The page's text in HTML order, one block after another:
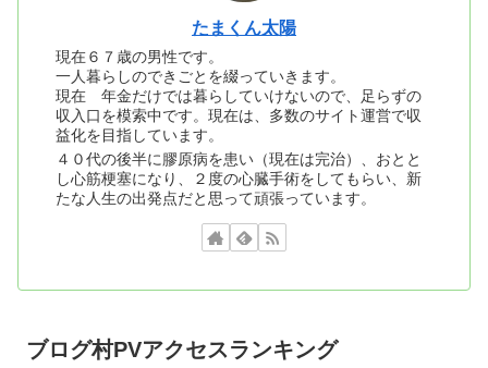
たまくん太陽
現在６７歳の男性です。
一人暮らしのできごとを綴っていきます。
現在 年金だけでは暮らしていけないので、足らずの
収入口を模索中です。現在は、多数のサイト運営で収
益化を目指しています。
４０代の後半に膠原病を患い（現在は完治）、おとと
し心筋梗塞になり、２度の心臓手術をしてもらい、新
たな人生の出発点だと思って頑張っています。
ブログ村PVアクセスランキング